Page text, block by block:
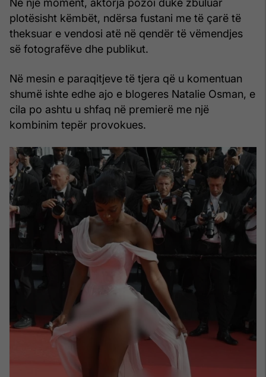
Në një moment, aktorja pozoi duke zbuluar
plotësisht këmbët, ndërsa fustani me të çarë të
theksuar e vendosi atë në qendër të vëmendjes
së fotografëve dhe publikut.
Në mesin e paraqitjeve të tjera që u komentuan
shumë ishte edhe ajo e blogeres Natalie Osman, e
cila po ashtu u shfaq në premierë me një
kombinim tepër provokues.